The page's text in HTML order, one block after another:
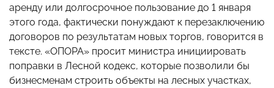
аренду или долгосрочное пользование до 1 января
этого года, фактически понуждают к перезаключению
договоров по результатам новых торгов, говорится в
тексте. «ОПОРА» просит министра инициировать
поправки в Лесной кодекс, которые позволили бы
бизнесменам строить объекты на лесных участках,